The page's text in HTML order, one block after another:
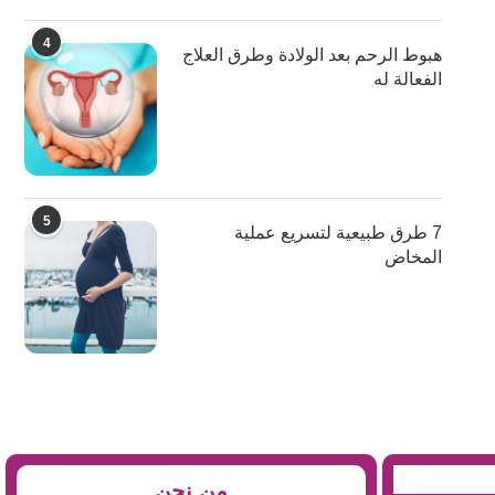
4
هبوط الرحم بعد الولادة وطرق العلاج
الفعالة له
5
7 طرق طبيعية لتسريع عملية
المخاض
من نحن